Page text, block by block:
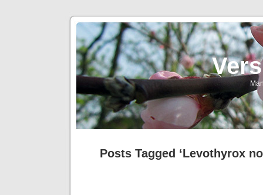
Posts Tagged ‘Levothyrox